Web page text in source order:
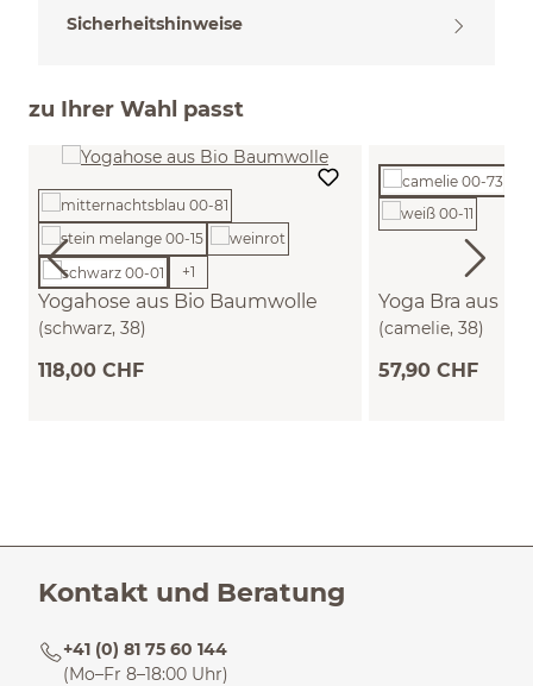
Sicherheitshinweise
zu Ihrer Wahl passt
Yogahose aus Bio Baumwolle
(schwarz, 38)
+1
118,00 CHF
Yoga Bra aus
(camelie, 38)
57,90 CHF
Kontakt und Beratung
+41 (0) 81 75 60 144
(Mo–Fr 8–18:00 Uhr)